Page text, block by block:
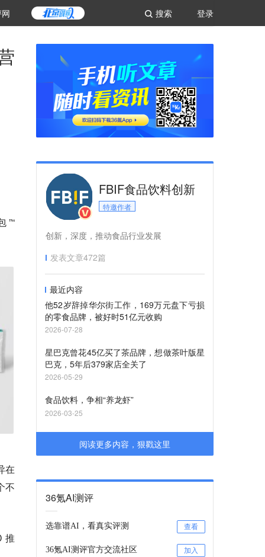
登录
搜索
”“
在
不
推
FBIF食品饮料创新
特邀作者
创新，深度，推动食品行业发展
发表文章472篇
最近内容
他52岁辞掉华尔街工作，169万元盘下亏损
的零食品牌，被好时51亿元收购
2026-07-28
星巴克曾花45亿买了茶品牌，想做茶叶版星
巴克，5年后379家店全关了
2026-05-29
食品饮料，争相“养龙虾”
2026-03-25
阅读更多内容，狠戳这里
36氪AI测评
选靠谱AI，看真实评测 查看
36氪AI测评官方交流社区 加入